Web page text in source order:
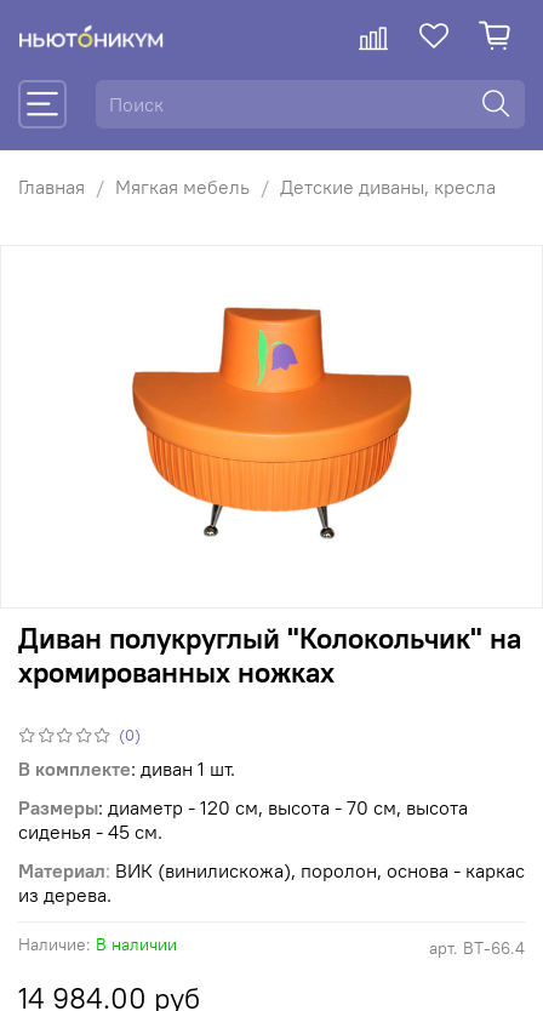
Главная Мягкая мебель Детские диваны, кресла
(0)
арт. ВТ-66.4
Наличие: В наличии
Диван полукруглый "Колокольчик" на
хромированных ножках
14 984.00 руб
В комплекте: диван 1 шт.
Размеры: диаметр - 120 см, высота - 70 см, высота
сиденья - 45 см.
Материал: ВИК (винилискожа), поролон, основа - каркас
из дерева.